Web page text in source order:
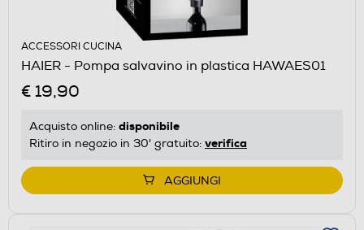
ACCESSORI CUCINA
HAIER - Pompa salvavino in plastica HAWAES01
€ 19,90
Acquisto online: disponibile
Ritiro in negozio in 30' gratuito: verifica
AGGIUNGI